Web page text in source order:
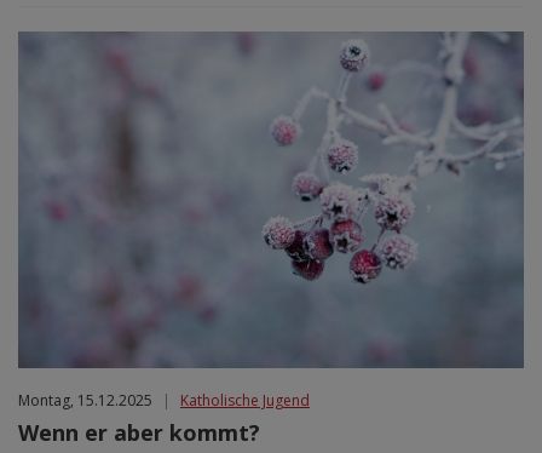
Montag, 15.12.2025 | Katholische Jugend
Wenn er aber kommt?